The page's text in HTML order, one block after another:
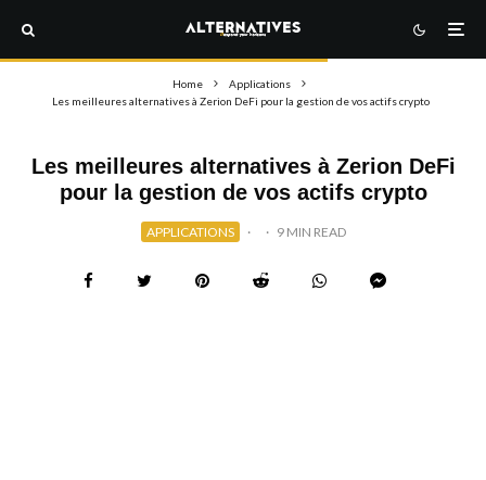
Home
Applications
Les meilleures alternatives à Zerion DeFi pour la gestion de vos actifs crypto
Les meilleures alternatives à Zerion DeFi
pour la gestion de vos actifs crypto
APPLICATIONS · · 9 MIN READ